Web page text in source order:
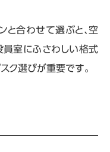
と合わせて選ぶと、空
員室にふさわしい格式
ク選びが重要です。